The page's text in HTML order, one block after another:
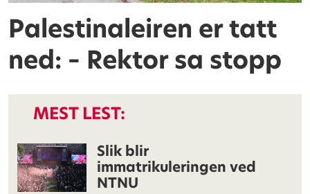
Palestinaleiren er tatt
ned: – Rektor sa stopp
MEST LEST:
Slik blir
immatrikuleringen ved
NTNU